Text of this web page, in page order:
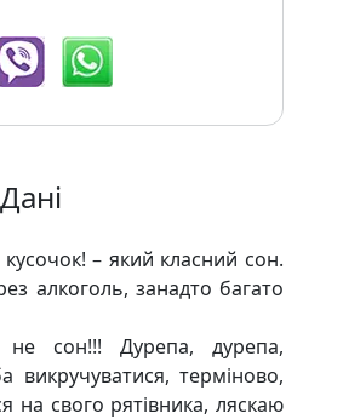
– який класний сон.
алкоголь, занадто багато
сон!!! Дурепа, дурепа,
викручуватися, терміново,
на свого рятівника, ляскаю